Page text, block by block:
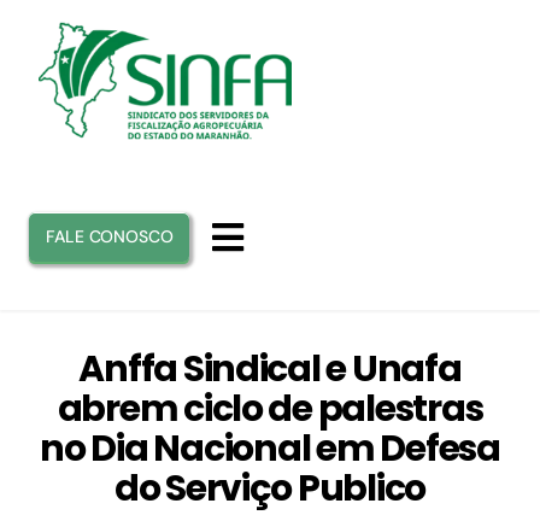
conteúdo
Toggle
SINFA
ATUAÇÃO
FALE CONOSCO
Anffa Sindical e Unafa
abrem ciclo de palestras
no Dia Nacional em Defesa
do Serviço Publico